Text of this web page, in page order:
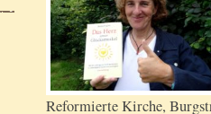
Reformierte Kirche,